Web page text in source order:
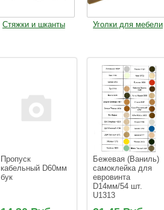
Стяжки и шканты Уголки для мебели
Пропуск
кабельный D60мм
Бежевая (Ваниль)
самоклейка для
евровинта
D14мм/54 шт.
U1313